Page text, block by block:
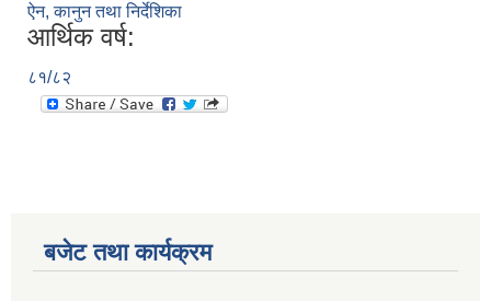
ऐन, कानुन तथा निर्देशिका
आर्थिक वर्ष:
८१/८२
बजेट तथा कार्यक्रम